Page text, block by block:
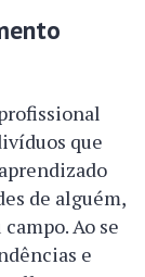
que
de alguém,
Ao se
e